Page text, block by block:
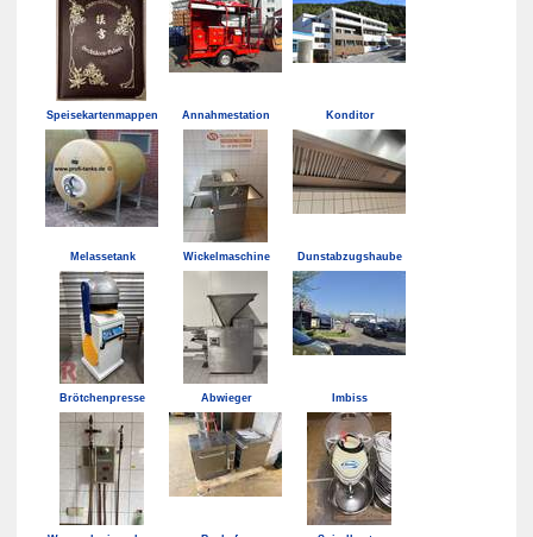
Speisekartenmappen Annahmestation Konditor
Melassetank Wickelmaschine Dunstabzugshaube
Brötchenpresse Abwieger Imbiss